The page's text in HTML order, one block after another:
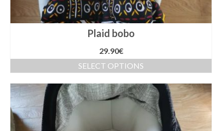
Plaid bobo
29.90€
SELECT OPTIONS